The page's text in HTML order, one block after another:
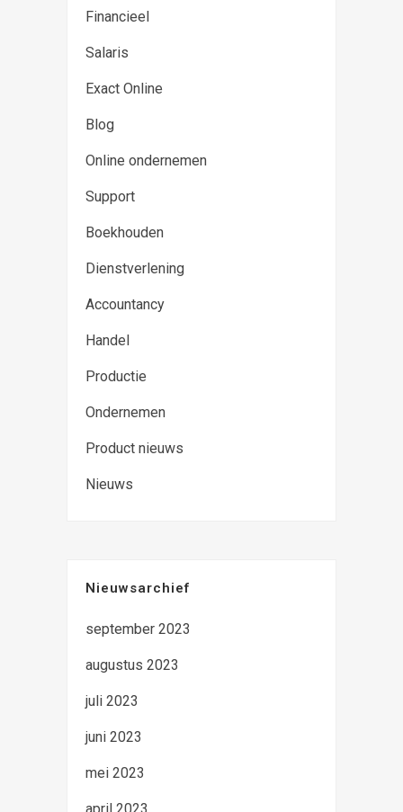
Financieel
Salaris
Exact Online
Blog
Online ondernemen
Support
Boekhouden
Dienstverlening
Accountancy
Handel
Productie
Ondernemen
Product nieuws
Nieuws
Nieuwsarchief
september 2023
augustus 2023
juli 2023
juni 2023
mei 2023